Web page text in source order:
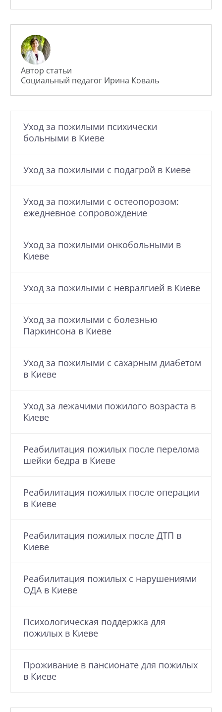
Автор статьи
Социальный педагог Ирина Коваль
Уход за пожилыми психически
больными в Киеве
Уход за пожилыми с подагрой в Киеве
Уход за пожилыми с остеопорозом:
ежедневное сопровождение
Уход за пожилыми онкобольными в
Киеве
Уход за пожилыми с невралгией в Киеве
Уход за пожилыми с болезнью
Паркинсона в Киеве
Уход за пожилыми с cахарным диабетом
в Киеве
Уход за лежачими пожилого возраста в
Киеве
Реабилитация пожилых после перелома
шейки бедра в Киеве
Реабилитация пожилых после операции
в Киеве
Реабилитация пожилых после ДТП в
Киеве
Реабилитация пожилых с нарушениями
ОДА в Киеве
Психологическая поддержка для
пожилых в Киеве
Проживание в пансионате для пожилых
в Киеве